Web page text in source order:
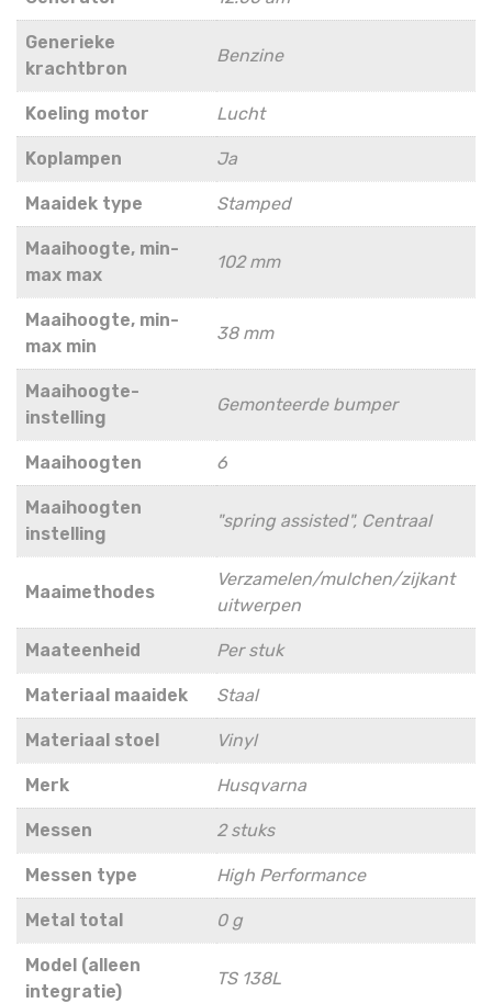
Generieke
krachtbron
Benzine
Koeling motor Lucht
Koplampen Ja
Maaidek type Stamped
Maaihoogte, min-
max max
102 mm
Maaihoogte, min-
max min
38 mm
Maaihoogte-
instelling
Gemonteerde bumper
Maaihoogten 6
Maaihoogten
instelling
"spring assisted", Centraal
Maaimethodes
Verzamelen/mulchen/zijkant
uitwerpen
Maateenheid Per stuk
Materiaal maaidek Staal
Materiaal stoel Vinyl
Merk Husqvarna
Messen 2 stuks
Messen type High Performance
Metal total 0 g
Model (alleen
integratie)
TS 138L